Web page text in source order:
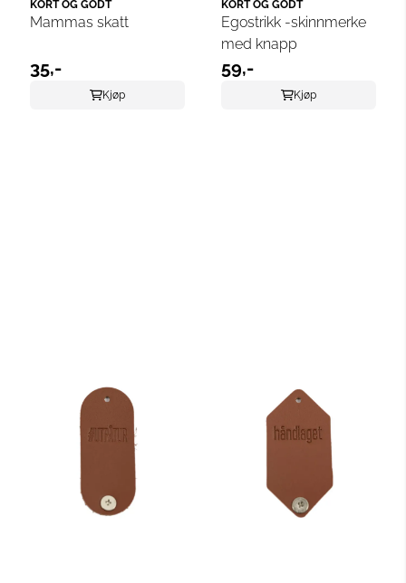
KORT OG GODT
Mammas skatt
35,-
Kjøp
KORT OG GODT
Egostrikk -skinnmerke
med knapp
59,-
Kjøp